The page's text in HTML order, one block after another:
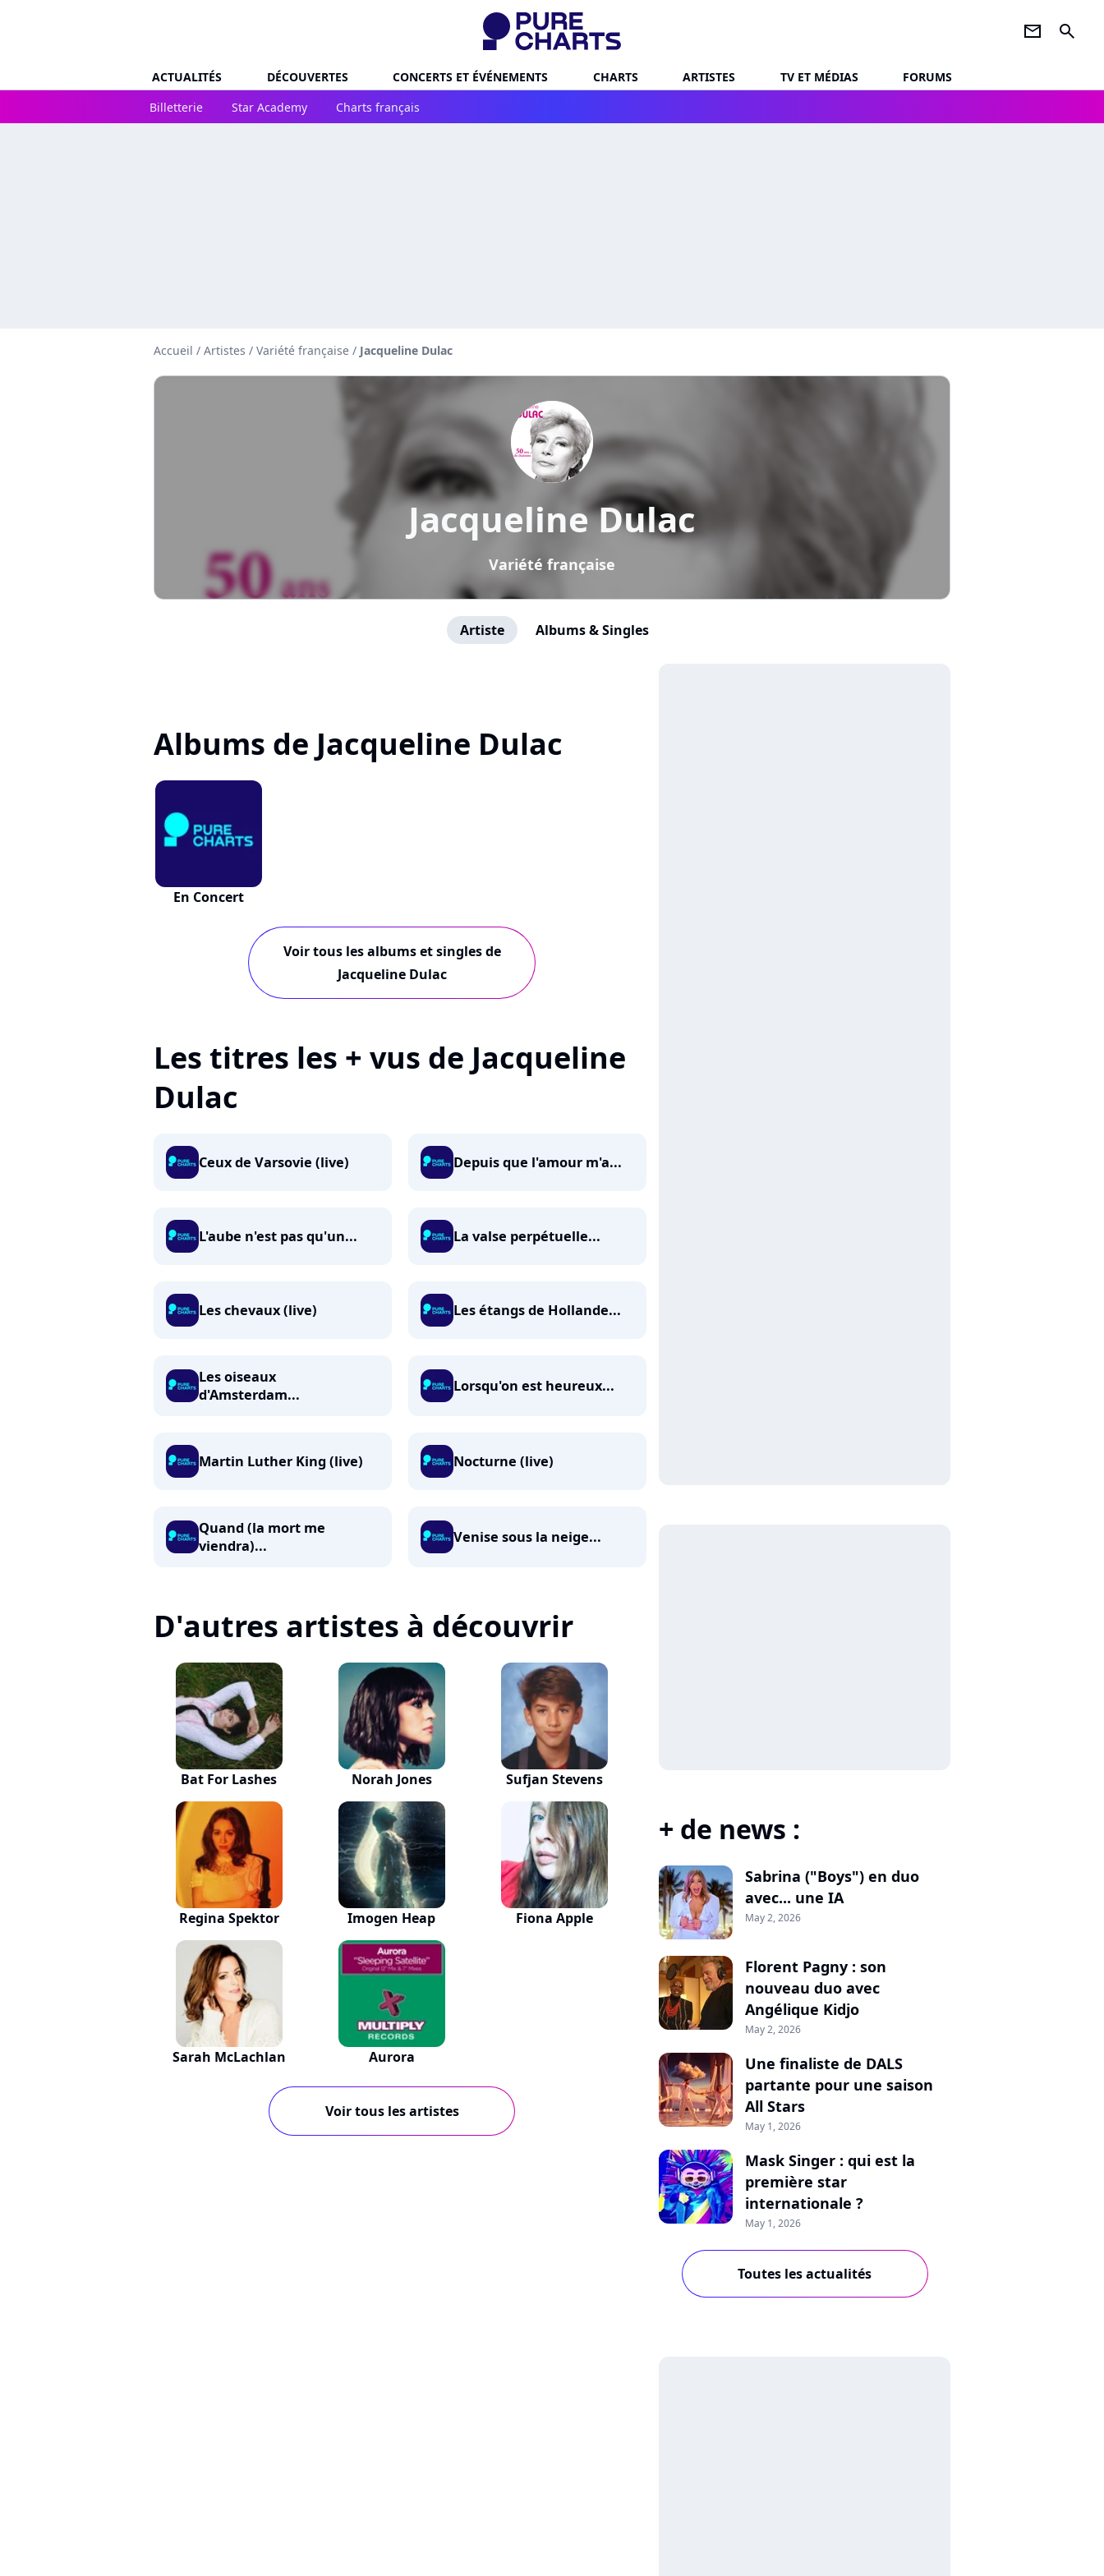
newsletter search
ACTUALITÉS DÉCOUVERTES CONCERTS ET ÉVÉNEMENTS CHARTS ARTISTES TV ET MÉDIAS
FORUMS
Billetterie
Star Academy Charts français
Accueil / Artistes / Variété française / Jacqueline Dulac
Jacqueline Dulac
Variété française
Artiste Albums & Singles
Albums de Jacqueline Dulac
En Concert
Voir tous les albums et singles de
Jacqueline Dulac
Les titres les + vus de Jacqueline
Dulac
Ceux de Varsovie (live) Depuis que l'amour m'a...
L'aube n'est pas qu'un... La valse perpétuelle...
Les chevaux (live) Les étangs de Hollande...
Les oiseaux
d'Amsterdam...
Lorsqu'on est heureux...
Martin Luther King (live) Nocturne (live)
Quand (la mort me
viendra)...
Venise sous la neige...
D'autres artistes à découvrir
Bat For Lashes Norah Jones Sufjan Stevens
Regina Spektor Imogen Heap Fiona Apple
Sarah McLachlan Aurora
Voir tous les artistes
+ de news :
Sabrina ("Boys") en duo
avec... une IA
May 2, 2026
Florent Pagny : son
nouveau duo avec
Angélique Kidjo
May 2, 2026
Une finaliste de DALS
partante pour une saison
All Stars
May 1, 2026
Mask Singer : qui est la
première star
internationale ?
May 1, 2026
Toutes les actualités